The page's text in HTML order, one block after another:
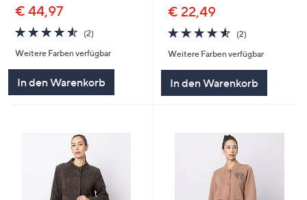
€ 44,97
4.5
von
5
(2)
Weitere Farben verfügbar
In den Warenkorb
€ 22,49
4.5
von
5
(2)
Weitere Farben verfügbar
In den Warenkorb